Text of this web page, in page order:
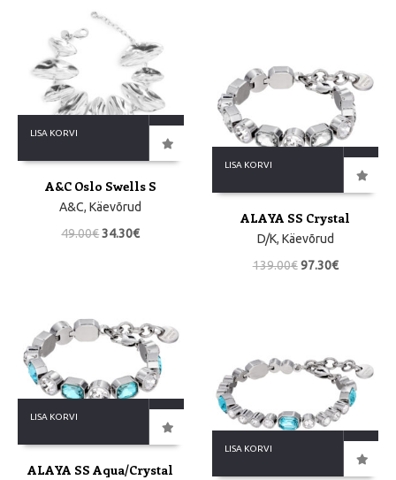
LISA KORVI
A&C Oslo Swells S
A&C,Käevõrud
49.00€34.30€
LISA KORVI
ALAYA SS Crystal
D/K, Käevõrud
139.00€ 97.30€
LISA KORVI
ALAYA SS Aqua/Crystal
LISA KORVI